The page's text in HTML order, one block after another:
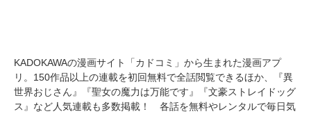
KADOKAWAの漫画サイト「カドコミ」から生まれた漫画アプ
リ。150作品以上の連載を初回無料で全話閲覧できるほか、『異
世界おじさん』『聖女の魔力は万能です』『文豪ストレイドッグ
ス』など人気連載も多数掲載！ 各話を無料やレンタルで毎日気